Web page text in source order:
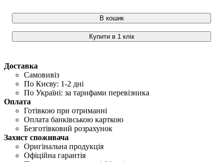
В кошик
Купити в 1 клік
Доставка
Самовивіз
По Києву: 1-2 дні
По Україні: за тарифами перевізника
Оплата
Готівкою при отриманні
Оплата банківською карткою
Безготівковий розрахунок
Захист споживача
Оригінальна продукція
Офіційна гарантія